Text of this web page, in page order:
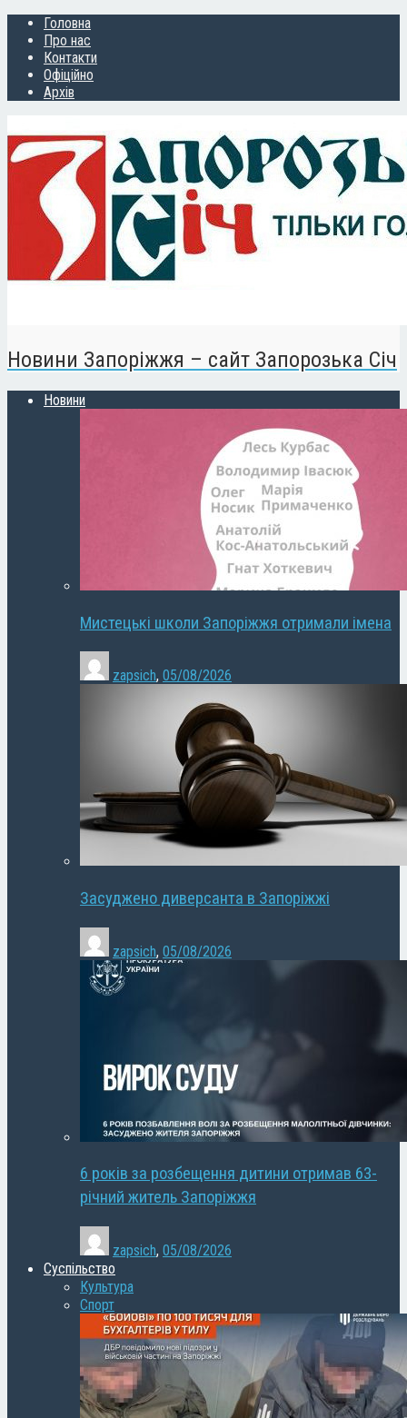
Головна
Про нас
Контакти
Офіційно
Архів
Новини Запоріжжя – сайт Запорозька Січ
Новини
Мистецькі школи Запоріжжя отримали імена
zapsich, 05/08/2026
Засуджено диверсанта в Запоріжжі
zapsich, 05/08/2026
6 років за розбещення дитини отримав 63-
річний житель Запоріжжя
zapsich, 05/08/2026
Суспільство
Культура
Спорт